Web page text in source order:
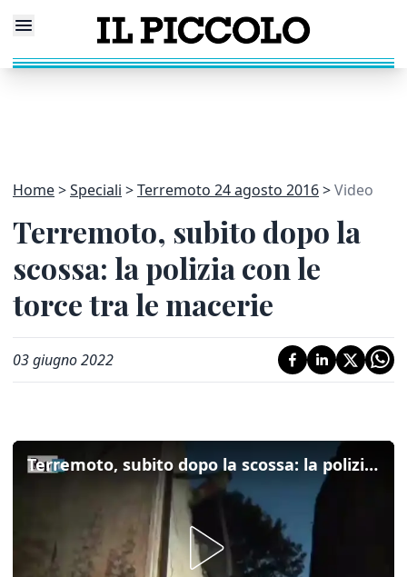
Home Speciali Terremoto 24 agosto 2016 Video
Terremoto, subito dopo la
scossa: la polizia con le
torce tra le macerie
03 giugno 2022
Terremoto, subito dopo la scossa: la polizia con le torce tra le macerie